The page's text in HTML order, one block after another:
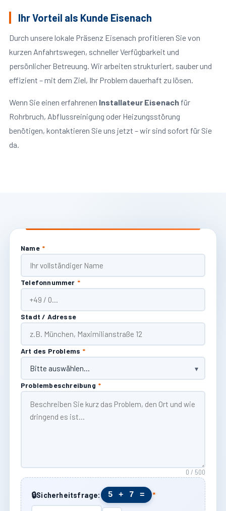
Ihr Vorteil als Kunde Eisenach
Durch unsere lokale Präsenz Eisenach profitieren Sie von
kurzen Anfahrtswegen, schneller Verfügbarkeit und
persönlicher Betreuung. Wir arbeiten strukturiert, sauber und
effizient – mit dem Ziel, Ihr Problem dauerhaft zu lösen.
Wenn Sie einen erfahrenen Installateur Eisenachfür
Rohrbruch, Abflussreinigung oder Heizungsstörung
benötigen, kontaktieren Sie uns jetzt – wir sind sofort für Sie
da.
Name *
Telefonnummer *
Stadt / Adresse
Art des Problems *
Problembeschreibung *
0 / 500
🔒Sicherheitsfrage: 5 + 7 = *